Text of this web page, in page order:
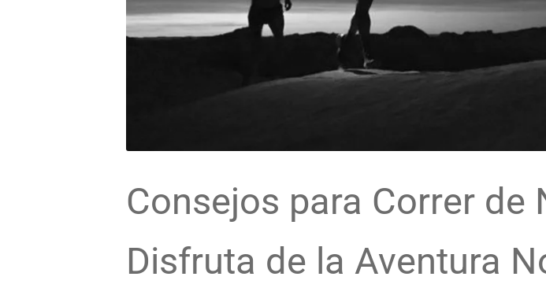
Consejos para Correr de
Disfruta de la Aventura